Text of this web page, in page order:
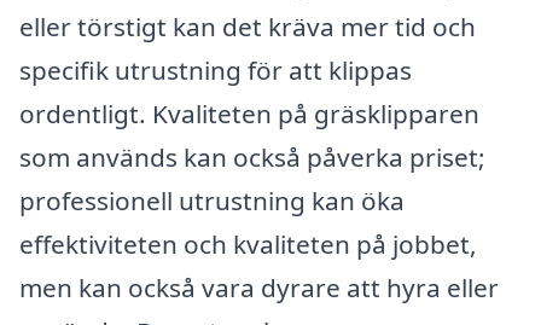
eller törstigt kan det kräva mer tid och
specifik utrustning för att klippas
ordentligt. Kvaliteten på gräsklipparen
som används kan också påverka priset;
professionell utrustning kan öka
effektiviteten och kvaliteten på jobbet,
men kan också vara dyrare att hyra eller